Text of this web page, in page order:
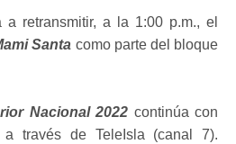
retransmitir, a la 1:00 p.m., el
Santa como parte del bloque
Nacional 2022 continúa con
a través de TeleIsla (canal 7).